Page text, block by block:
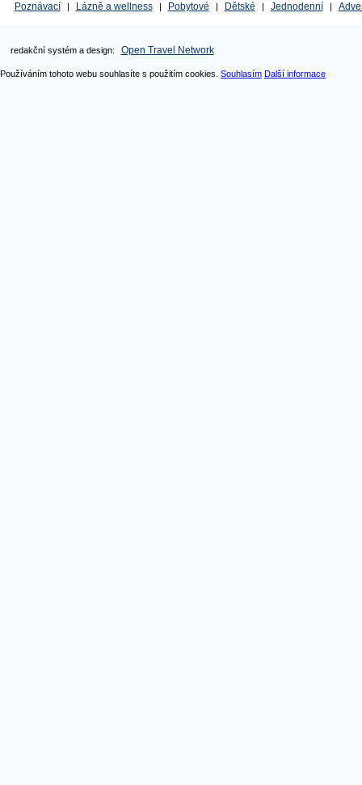
Poznávací
| Lázně a wellness | Pobytové | Dětské | Jednodenní |
redakční systém a design: Open Travel Network
Používáním tohoto webu souhlasíte s použitím cookies. Souhlasím Další informace